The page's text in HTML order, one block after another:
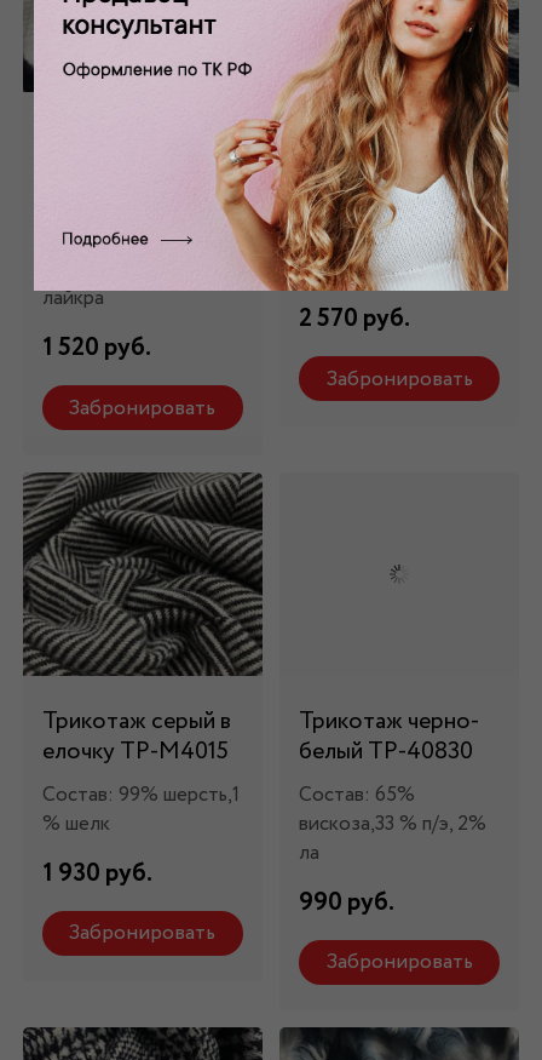
Трикотаж в сине-
Состав: 65%
лайкра
1 520 руб.
Забронировать
Трикотаж в сине-
белую полоску
ТР-10695
Состав: 35%
вискоза,65% п/э
2 570 руб.
Забронировать
Трикотаж серый в
елочку ТР-М4015
Состав: 99% шерсть,1
% шелк
1 930 руб.
Забронировать
Трикотаж черно-
белый ТР-40830
Состав: 65%
вискоза,33 % п/э, 2%
ла
990 руб.
Забронировать